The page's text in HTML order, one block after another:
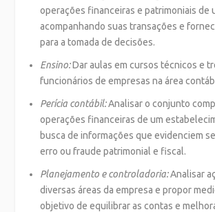
operações financeiras e patrimoniais de
acompanhando suas transações e
para a tomada de decisões.
Ensino:Dar aulas em cursos técnicos e
funcionários de empresas na área
Perícia contábil:Analisar o conjunto
operações financeiras de um
busca de informações que evidenciem
erro ou fraude patrimonial e fiscal.
Planejamento e controladoria:Analisar
diversas áreas da empresa e propor
objetivo de equilibrar as contas e